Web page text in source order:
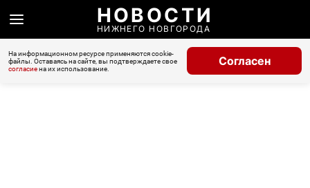
НОВОСТИ
НИЖНЕГО НОВГОРОДА
На информационном ресурсе применяются cookie-
файлы. Оставаясь на сайте, вы подтверждаете свое
согласиена их использование.
Согласен